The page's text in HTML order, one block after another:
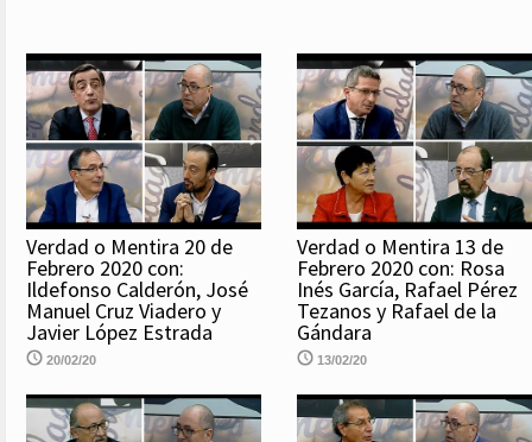
Verdad o Mentira 20 de
Febrero 2020 con:
Ildefonso Calderón, José
Manuel Cruz Viadero y
Javier López Estrada
20/02/20
Verdad o Mentira 13 de
Febrero 2020 con: Rosa
Inés García, Rafael Pérez
Tezanos y Rafael de la
Gándara
13/02/20